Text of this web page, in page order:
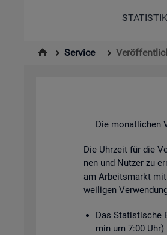
Service
Die mo­nat­li­chen
Die Uhr­zeit für die
nen und Nut­zer zu
am Ar­beits­markt
wei­li­gen
Das Sta­tis­ti­sche
min um 7:00 Uhr)